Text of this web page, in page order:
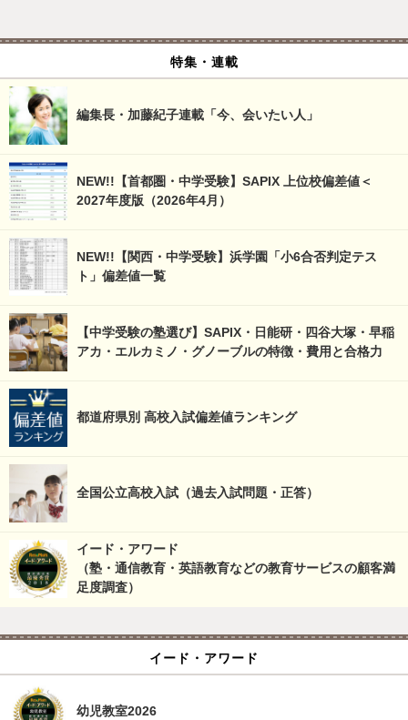
特集・連載
編集長・加藤紀子連載「今、会いたい人」
NEW!!【首都圏・中学受験】SAPIX 上位校偏差値＜
2027年度版（2026年4月）
NEW!!【関西・中学受験】浜学園「小6合否判定テス
ト」偏差値一覧
【中学受験の塾選び】SAPIX・日能研・四谷大塚・早稲
アカ・エルカミノ・グノーブルの特徴・費用と合格力
都道府県別 高校入試偏差値ランキング
全国公立高校入試（過去入試問題・正答）
イード・アワード
（塾・通信教育・英語教育などの教育サービスの顧客満
足度調査）
イード・アワード
幼児教室2026